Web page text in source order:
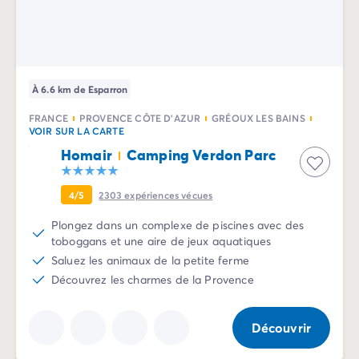
Camping Pyrénées-Orientales
Camping Argelès-sur-Mer
Camping Canet-en-Roussillon
Camping Collioure
Camping Le Barcarès
Camping Limousin
Camping Corrèze
Camping Midi-Pyrénées
Camping Aveyron
Camping Millau
Camping Gers
À 6.6 km de Esparron
FRANCE PROVENCE CÔTE D'AZUR
GRÉOUX LES BAINS
VOIR SUR LA CARTE
Homair Camping Verdon Parc
4/5 2303expériences vécues
Plongez dans un complexe de piscines avec des
toboggans et une aire de jeux aquatiques
Saluez les animaux de la petite ferme
Découvrez les charmes de la Provence
Découvrir